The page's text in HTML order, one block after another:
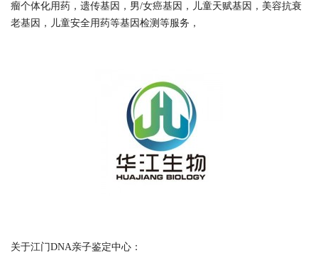
瘤个体化用药，遗传基因，男/女癌基因，儿童天赋基因，美容抗衰
老基因，儿童安全用药等基因检测等服务，
关于江门DNA亲子鉴定中心：